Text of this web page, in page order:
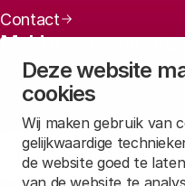
Deze website
cookies
Wij maken gebruik van
gelijkwaardige
de website goed te
van de website te
Contact
Meld u aan voor
Maandelijks een
nieuws? Laat dan uw